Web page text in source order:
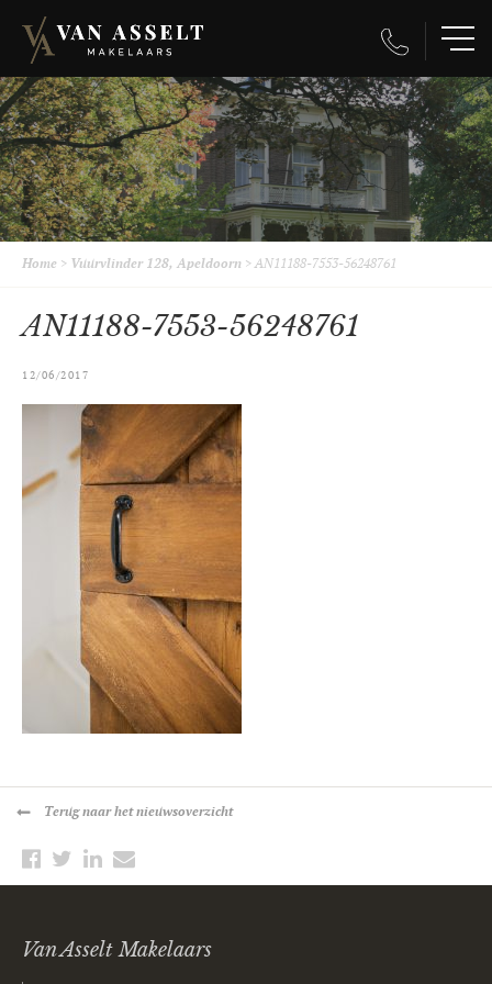
Home > Vuurvlinder 128, Apeldoorn >AN11188-7553-56248761
AN11188-7553-56248761
12/06/2017
Terugnaar het nieuwsoverzicht
Van Asselt Makelaars